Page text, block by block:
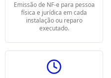
Emissão de NF-e para pessoa
física e jurídica em cada
instalação ou reparo
executado.